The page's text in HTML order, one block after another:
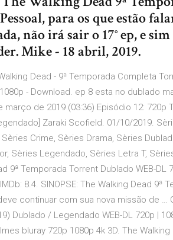
para os que estão
não irá sair o 17° ep, e
Mike - 18 abril, 2019.
Dead - 9ª Temporada Completa
- Download. ep 8 esta no dublado
março de 2019 (03:36) Episódio 12: 720p
Zaraki Scofield. 01/10/2019.
Crime, Sèries Drama, Sèries
Sèries Legendado, Sèries Letra T,
9ª Temporada Torrent Dublado WEB-
8.4. SINOPSE: The Walking Dead
continuar com sua nova missão de …
Dublado / Legendado WEB-DL 720p |
bluray 720p 1080p 4k 3D. The